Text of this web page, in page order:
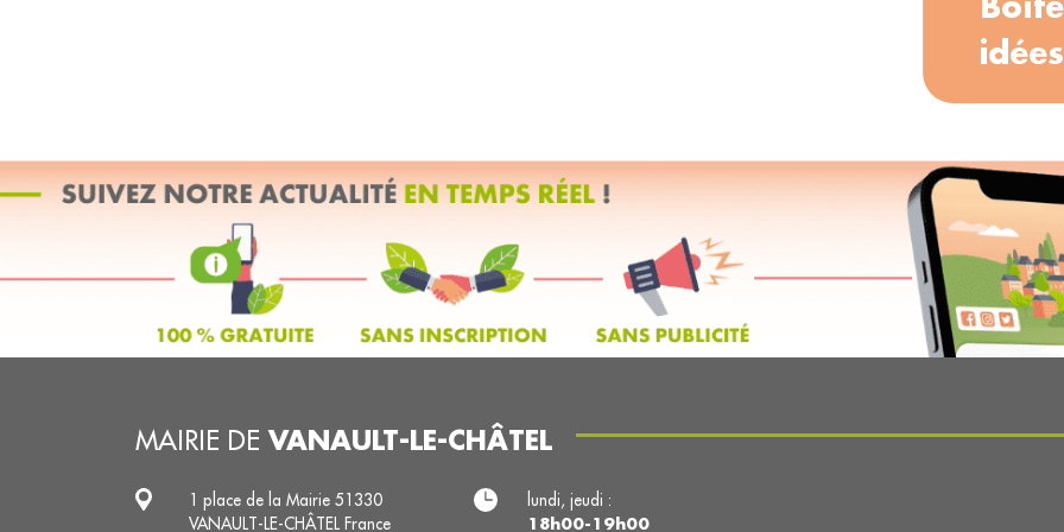
idées
MAIRIE DE VANAULT-LE-CHÂTEL
1 place de la Mairie 51330
VANAULT-LE-CHÂTEL France
lundi, jeudi :
18h00-19h00